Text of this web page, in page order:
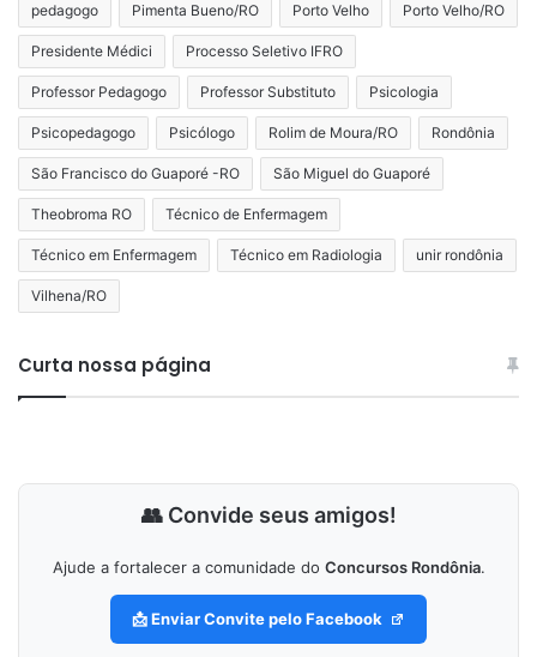
pedagogo Pimenta Bueno/RO Porto Velho Porto Velho/RO
Presidente Médici Processo Seletivo IFRO
Professor Pedagogo Professor Substituto Psicologia
Psicopedagogo Psicólogo Rolim de Moura/RO Rondônia
São Francisco do Guaporé -RO São Miguel do Guaporé
Theobroma RO Técnico de Enfermagem
Técnico em Enfermagem Técnico em Radiologia unir rondônia
Vilhena/RO
Curta nossa página
👥 Convide seus amigos!
Ajude a fortalecer a comunidade do Concursos Rondônia.
📩 Enviar Convite pelo Facebook